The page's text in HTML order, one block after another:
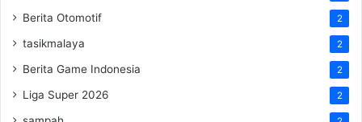
Berita Otomotif 2
tasikmalaya 2
Berita Game Indonesia 2
Liga Super 2026 2